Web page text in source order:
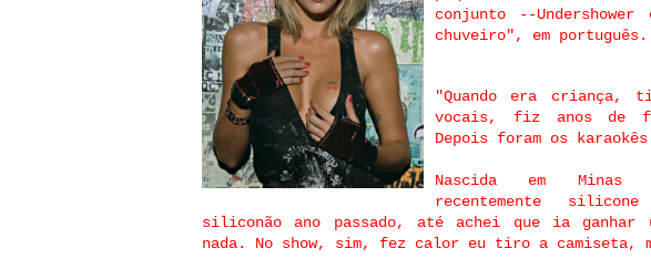
conjunto --Undershower
chuveiro", em português.
"Quando era criança,
vocais, fiz anos de
Depois foram os
Nascida em Minas
recentemente
siliconão ano passado, até achei que ia ganhar
nada. No show, sim, fez calor eu tiro a camiseta,